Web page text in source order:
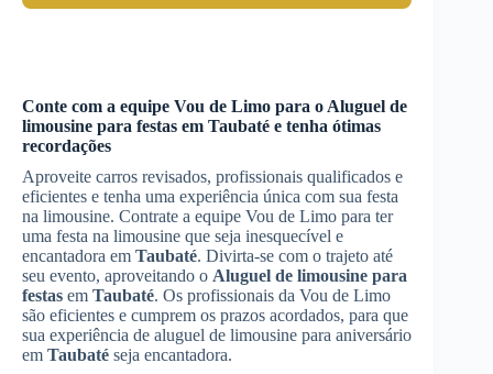
Conte com a equipe Vou de Limo para o Aluguel de
limousine para festas em Taubaté e tenha ótimas
recordações
Aproveite carros revisados, profissionais qualificados e
eficientes e tenha uma experiência única com sua festa
na limousine. Contrate a equipe Vou de Limo para ter
uma festa na limousine que seja inesquecível e
encantadora em Taubaté. Divirta-se com o trajeto até
seu evento, aproveitando o Aluguel de limousine para
festas em Taubaté. Os profissionais da Vou de Limo
são eficientes e cumprem os prazos acordados, para que
sua experiência de aluguel de limousine para aniversário
em Taubaté seja encantadora.